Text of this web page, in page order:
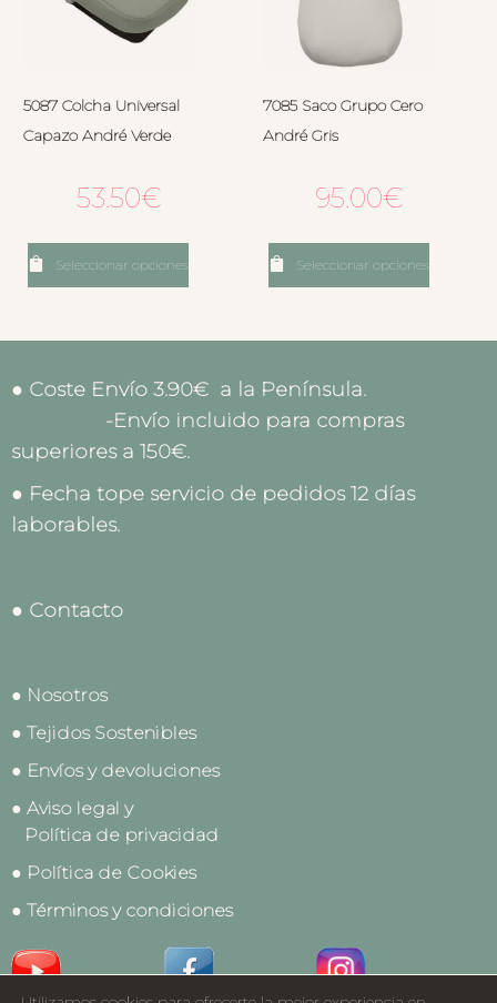
5087 Colcha Universal
Capazo André Verde
53.50€
Seleccionar opciones
7085 Saco Grupo Cero
André Gris
95.00€
Seleccionar opciones
● Coste Envío 3.90€ a la Península.
-Envío incluido para compras
superiores a 150€.
● Fecha tope servicio de pedidos 12 días
laborables.
● Contacto
● Nosotros
● Tejidos Sostenibles
● Envíos y devoluciones
● Aviso legal y
Política de privacidad
● Política de Cookies
● Términos y condiciones